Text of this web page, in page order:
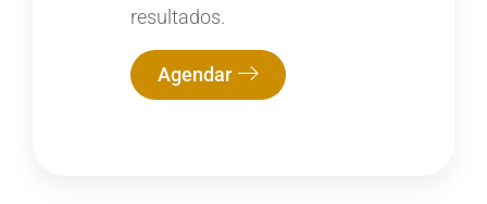
resultados.
Agendar